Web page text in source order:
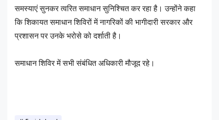
समस्याएं सुनकर त्वरित समाधान सुनिश्चित कर रहा है। उन्होंने कहा
कि शिकायत समाधान शिविरों में नागरिकों की भागीदारी सरकार और
प्रशासन पर उनके भरोसे को दर्शाती है।
समाधान शिविर में सभी संबंधित अधिकारी मौजूद रहे।